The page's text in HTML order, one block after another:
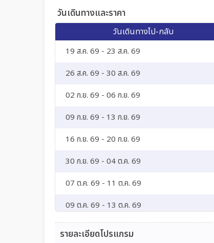
วันเดินทางและราคา
วันเดินทางไป-กลับ
19 ส.ค. 69 - 23 ส.ค. 69
26 ส.ค. 69 - 30 ส.ค. 69
02 ก.ย. 69 - 06 ก.ย. 69
09 ก.ย. 69 - 13 ก.ย. 69
16 ก.ย. 69 - 20 ก.ย. 69
30 ก.ย. 69 - 04 ต.ค. 69
07 ต.ค. 69 - 11 ต.ค. 69
09 ต.ค. 69 - 13 ต.ค. 69
14 ต.ค. 69 - 18 ต.ค. 69
รายละเอียดโปรแกรม